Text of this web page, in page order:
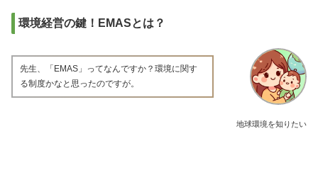
環境経営の鍵！EMASとは？
地球環境を知りたい
先生、「EMAS」ってなんですか？環境に関す
る制度かなと思ったのですが。